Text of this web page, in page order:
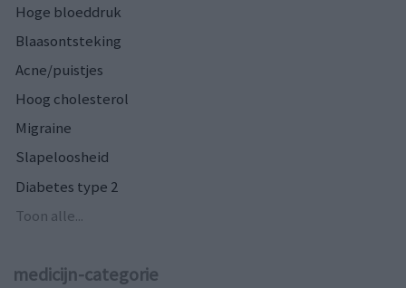
Hoge bloeddruk
Blaasontsteking
Acne/puistjes
Hoog cholesterol
Migraine
Slapeloosheid
Diabetes type 2
Toon alle...
medicijn-categorie